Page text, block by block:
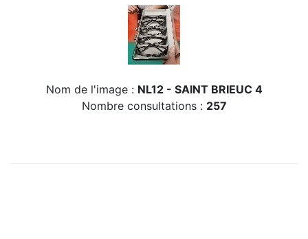
Nom de l'image : NL12 - SAINT BRIEUC 4
Nombre consultations : 257